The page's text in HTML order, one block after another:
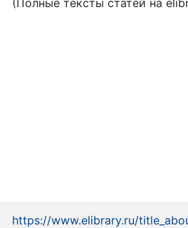
(Полные тексты статей на
https://www.elibrary.ru/